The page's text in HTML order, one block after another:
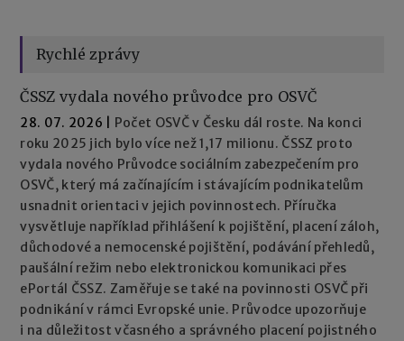
Rychlé zprávy
ČSSZ vydala nového průvodce pro OSVČ
28. 07. 2026
Počet OSVČ v Česku dál roste. Na konci
roku 2025 jich bylo více než 1,17 milionu. ČSSZ proto
vydala nového Průvodce sociálním zabezpečením pro
OSVČ, který má začínajícím i stávajícím podnikatelům
usnadnit orientaci v jejich povinnostech. Příručka
vysvětluje například přihlášení k pojištění, placení záloh,
důchodové a nemocenské pojištění, podávání přehledů,
paušální režim nebo elektronickou komunikaci přes
ePortál ČSSZ. Zaměřuje se také na povinnosti OSVČ při
podnikání v rámci Evropské unie. Průvodce upozorňuje
i na důležitost včasného a správného placení pojistného